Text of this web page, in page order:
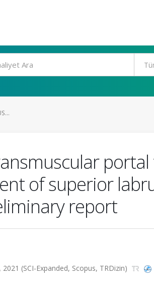
of superior
report
(SCI-Expanded, Scopus, TRDizin)